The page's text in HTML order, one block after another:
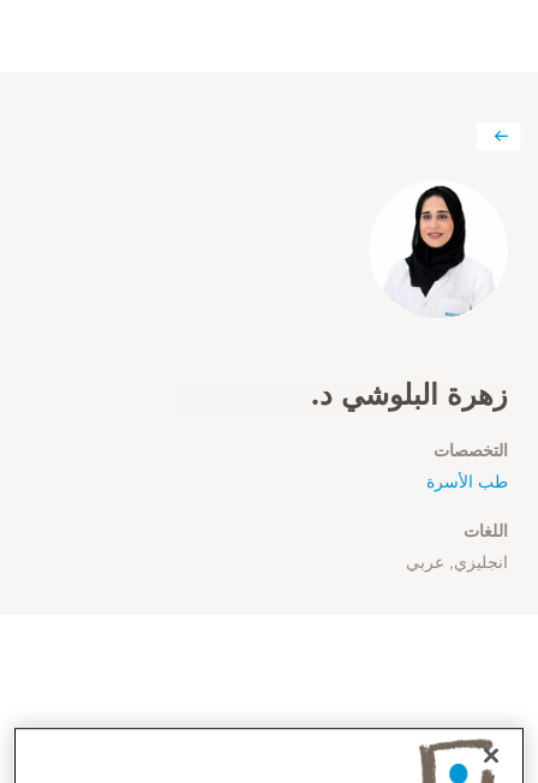
زهرة البلوشي د.
التخصصات
طب الأسرة
اللغات
انجليزي, عربي